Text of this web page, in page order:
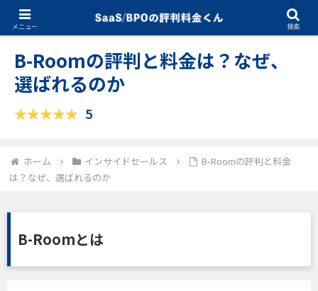
インサイドセールス 09.08.2025
B-Roomの評判と料金は？なぜ、
選ばれるのか
5
ホーム インサイドセールス
B-Roomの評判と料金
は？なぜ、選ばれるのか
B-Roomとは
メニュー 検索